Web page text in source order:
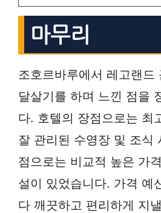
마무리
조호르바루에서 레고랜드
달살기를 하며 느낀 점을
다. 호텔의 장점으로는 최
잘 관리된 수영장 및 조식
점으로는 비교적 높은 가
설이 있었습니다. 가격 예
다 깨끗하고 편리하게 지